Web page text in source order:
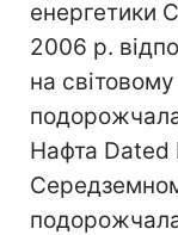
енергетики
2006 р.
на
Нафта Dated